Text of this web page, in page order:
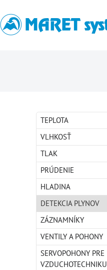
TEPLOTA
VLHKOSŤ
TLAK
PRÚDENIE
HLADINA
DETEKCIA PLYNOV
ZÁZNAMNÍKY
VENTILY A POHONY
SERVOPOHONY PRE
VZDUCHOTECHNIKU